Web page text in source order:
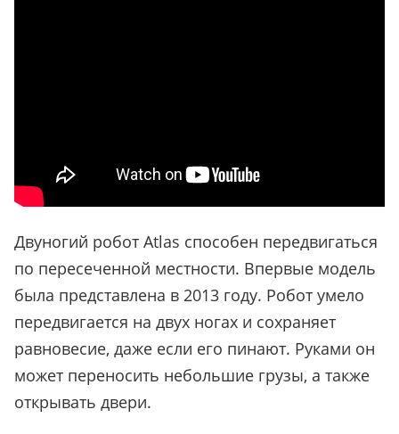
Двуногий робот Atlas способен передвигаться
по пересеченной местности. Впервые модель
была представлена в 2013 году. Робот умело
передвигается на двух ногах и сохраняет
равновесие, даже если его пинают. Руками он
может переносить небольшие грузы, а также
открывать двери.